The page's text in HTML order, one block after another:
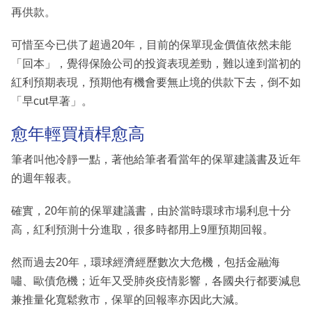
再供款。
可惜至今已供了超過20年，目前的保單現金價值依然未能
「回本」，覺得保險公司的投資表現差勁，難以達到當初的
紅利預期表現，預期他有機會要無止境的供款下去，倒不如
「早cut早著」。
愈年輕買槓桿愈高
筆者叫他冷靜一點，著他給筆者看當年的保單建議書及近年
的週年報表。
確實，20年前的保單建議書，由於當時環球市場利息十分
高，紅利預測十分進取，很多時都用上9厘預期回報。
然而過去20年，環球經濟經歷數次大危機，包括金融海
嘯、歐債危機；近年又受肺炎疫情影響，各國央行都要減息
兼推量化寬鬆救市，保單的回報率亦因此大減。